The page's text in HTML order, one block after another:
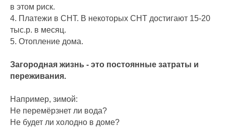
в этом риск.
4. Платежи в СНТ. В некоторых СНТ достигают 15-20
тыс.р. в месяц.
5. Отопление дома.
Загородная жизнь - это постоянные затраты и
переживания.
Например, зимой:
Не перемёрзнет ли вода?
Не будет ли холодно в доме?